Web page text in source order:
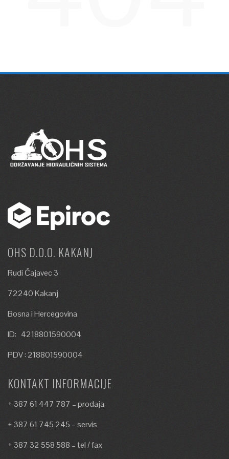
OHS D.O.O. KAKANJ
Rudi Čajavec 3
72240 Kakanj
Bosna i Hercegovina
ID: 4218801590004
PDV : 218801590004
KONTAKT INFORMACIJE
+ 387 61 447 787 – prodaja
+ 387 61 745 245 – servis
+ 387 32 558 588 – tel / fax